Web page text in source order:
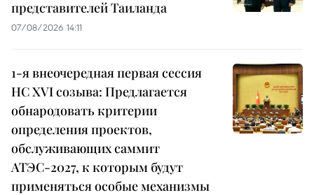
представителей Таиланда
07/08/2026 14:11
1-я внеочередная первая сессия
НС XVI созыва: Предлагается
обнародовать критерии
определения проектов,
обслуживающих саммит
АТЭС-2027, к которым будут
применяться особые механизмы